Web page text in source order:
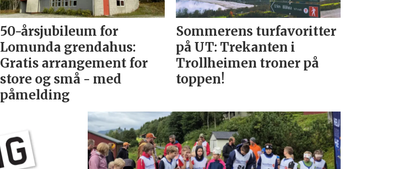
50-årsjubileum for
Lomunda grendahus:
Gratis arrangement for
store og små - med
påmelding
Sommerens turfavoritter
på UT: Trekanten i
Trollheimen troner på
toppen!